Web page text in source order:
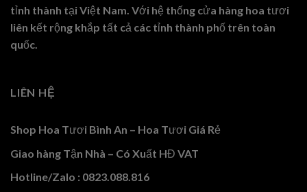
tỉnh thành tại Việt Nam. Với hệ thống cửa hàng hoa tươi
liên kết rộng khắp tất cả các tỉnh thành phố trên toàn
quốc.
LIÊN HỆ
Shop Hoa Tươi Bình An – Hoa Tươi Giá Rẻ
Giao hàng Tận Nhà – Có Xuất HĐ VAT
Hotline/Zalo : 0823.088.816